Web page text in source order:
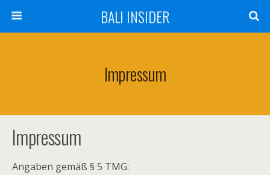
BALI INSIDER
Impressum
Impressum
Angaben gemäß § 5 TMG: